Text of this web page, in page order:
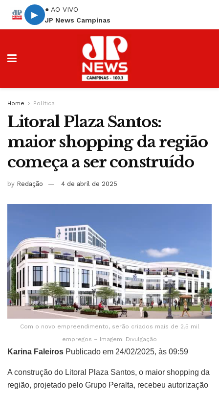
▶
● AO VIVO
JP News Campinas
Home Política
Litoral Plaza Santos:
maior shopping da região
começa a ser construído
by Redação 4 de abril de 2025
Com o novo empreendimento, serão criados mais de 2,5 mil
empregos – Imagem: Divulgação
Karina Faleiros Publicado em 24/02/2025, às 09:59
A construção do Litoral Plaza Santos, o maior shopping da
região, projetado pelo Grupo Peralta, recebeu autorização